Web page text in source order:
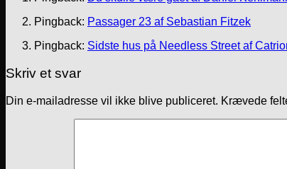
Pingback: Passager 23 af Sebastian Fitzek
Pingback: Sidste hus på Needless Street af
Skriv et svar
Din e-mailadresse vil ikke blive publiceret. Krævede